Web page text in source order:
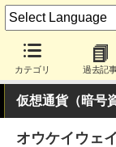
カテゴリ 過去記
仮想通貨（暗号
オウケイウェ